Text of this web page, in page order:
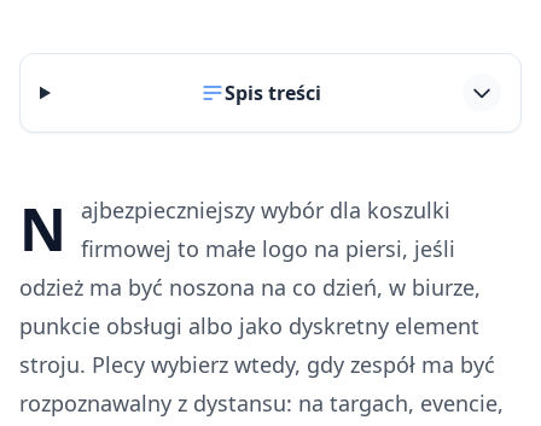
Spis treści
N
ajbezpieczniejszy wybór dla koszulki
firmowej to małe logo na piersi, jeśli
odzież ma być noszona na co dzień, w biurze,
punkcie obsługi albo jako dyskretny element
stroju. Plecy wybierz wtedy, gdy zespół ma być
rozpoznawalny z dystansu: na targach, evencie,